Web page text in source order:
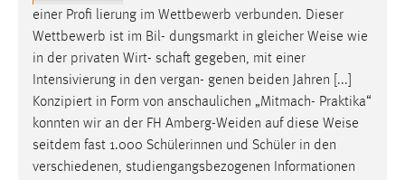
einer Profi lierung im Wettbewerb verbunden. Dieser
Wettbewerb ist im Bil- dungsmarkt in gleicher Weise wie
in der privaten Wirt- schaft gegeben, mit einer
Intensivierung in den vergan- genen beiden Jahren [...]
Konzipiert in Form von anschaulichen „Mitmach- Praktika“
konnten wir an der FH Amberg-Weiden auf diese Weise
seitdem fast 1.000 Schülerinnen und Schüler in den
verschiedenen, studiengangsbezogenen Informationen